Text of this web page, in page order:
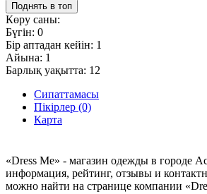
Поднять в топ
Көру саны:
Бүгін: 0
Бір аптадан кейін: 1
Айына: 1
Барлық уақытта: 12
Сипаттамасы
Пікірлер (0)
Карта
«Dress Me» - магазин одежды в городе
информация, рейтинг, отзывы и
можно найти на странице компании